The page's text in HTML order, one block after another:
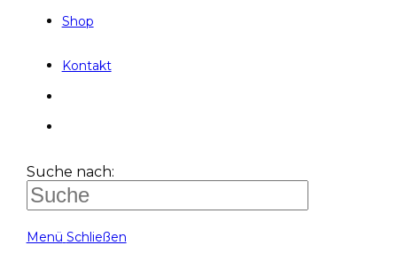
Shop
Kontakt
Suche nach:
Menü Schließen